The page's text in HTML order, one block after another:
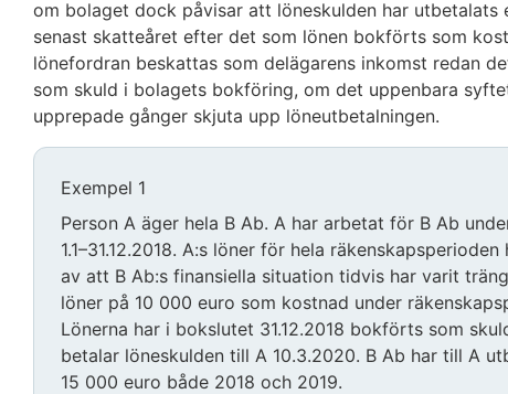
om bolaget dock påvisar att löneskulden har utbetalats
senast skatteåret efter det som lönen bokförts som
lönefordran beskattas som delägarens inkomst redan
som skuld i bolagets bokföring, om det uppenbara
upprepade gånger skjuta upp löneutbetalningen.
Exempel 1
Person A äger hela B Ab. A har arbetat för B Ab
1.1–31.12.2018. A:s löner för hela
av att B Ab:s finansiella situation tidvis har varit
löner på 10 000 euro som kostnad under
Lönerna har i bokslutet 31.12.2018 bokförts som
betalar löneskulden till A 10.3.2020. B Ab har till A
15 000 euro både 2018 och 2019.